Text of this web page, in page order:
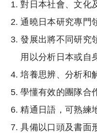
對日本社會、文化
通曉日本研究專門
發展出將不同研究
用以分析日本或自
培養思辨、分析和
學懂有效的團隊合
精通日語，可熟練
具備以口頭及書面